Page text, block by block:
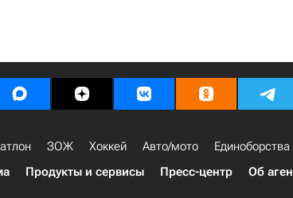
ЗОЖ Хоккей Авто/мото Единоборства
Продукты и сервисы Пресс-центр Об